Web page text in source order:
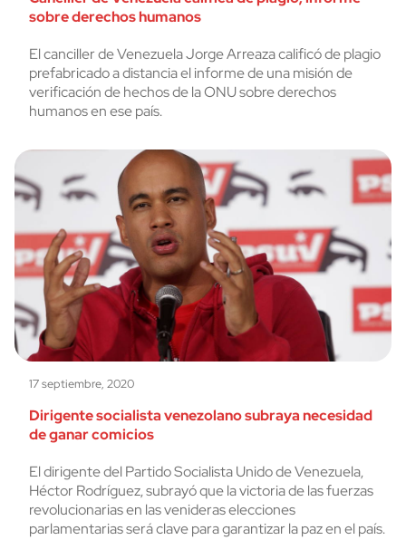
sobre derechos humanos
El canciller de Venezuela Jorge Arreaza calificó de plagio
prefabricado a distancia el informe de una misión de
verificación de hechos de la ONU sobre derechos
humanos en ese país.
17 septiembre, 2020
Dirigente socialista venezolano subraya necesidad
de ganar comicios
El dirigente del Partido Socialista Unido de Venezuela,
Héctor Rodríguez, subrayó que la victoria de las fuerzas
revolucionarias en las venideras elecciones
parlamentarias será clave para garantizar la paz en el país.